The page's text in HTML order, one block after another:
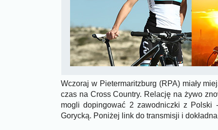
Wczoraj w Pietermaritzburg (RPA) miały
czas na Cross Country. Relację na żywo
mogli dopingować 2 zawodniczki z Polski
Gorycką. Poniżej link do transmisji i